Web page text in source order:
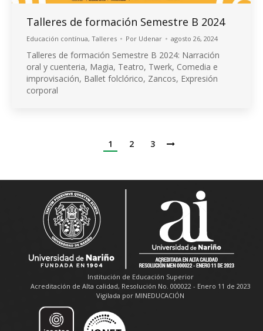
Talleres de formación Semestre B 2024
Educación contínua, Talleres Por Udenar agosto 26, 2024
Talleres de formación Semestre B 2024: Narración
oral y cuenteria, Magia, Teatro, Twerk, Comedia e
improvisación, Ballet folclórico, Zancos, Expresión
corporal
1 2 3
Institución de Educación Superior
Acreditación de Alta calidad, Resolución No. 000022 - Enero 11 de 2023
Vigilada por MINEDUCACIÓN